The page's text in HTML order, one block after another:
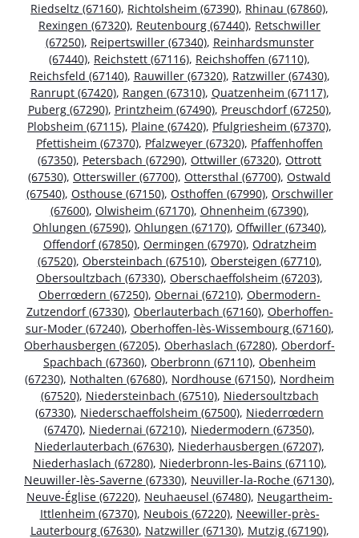
Riedseltz (67160), Richtolsheim (67390), Rhinau (67860),
Rexingen (67320), Reutenbourg (67440), Retschwiller
(67250), Reipertswiller (67340), Reinhardsmunster
(67440), Reichstett (67116), Reichshoffen (67110),
Reichsfeld (67140), Rauwiller (67320), Ratzwiller (67430),
Ranrupt (67420), Rangen (67310), Quatzenheim (67117),
Puberg (67290), Printzheim (67490), Preuschdorf (67250),
Plobsheim (67115), Plaine (67420), Pfulgriesheim (67370),
Pfettisheim (67370), Pfalzweyer (67320), Pfaffenhoffen
(67350), Petersbach (67290), Ottwiller (67320), Ottrott
(67530), Otterswiller (67700), Ottersthal (67700), Ostwald
(67540), Osthouse (67150), Osthoffen (67990), Orschwiller
(67600), Olwisheim (67170), Ohnenheim (67390),
Ohlungen (67590), Ohlungen (67170), Offwiller (67340),
Offendorf (67850), Oermingen (67970), Odratzheim
(67520), Obersteinbach (67510), Obersteigen (67710),
Obersoultzbach (67330), Oberschaeffolsheim (67203),
Oberrœdern (67250), Obernai (67210), Obermodern-
Zutzendorf (67330), Oberlauterbach (67160), Oberhoffen-
sur-Moder (67240), Oberhoffen-lès-Wissembourg (67160),
Oberhausbergen (67205), Oberhaslach (67280), Oberdorf-
Spachbach (67360), Oberbronn (67110), Obenheim
(67230), Nothalten (67680), Nordhouse (67150), Nordheim
(67520), Niedersteinbach (67510), Niedersoultzbach
(67330), Niederschaeffolsheim (67500), Niederrœdern
(67470), Niedernai (67210), Niedermodern (67350),
Niederlauterbach (67630), Niederhausbergen (67207),
Niederhaslach (67280), Niederbronn-les-Bains (67110),
Neuwiller-lès-Saverne (67330), Neuviller-la-Roche (67130),
Neuve-Église (67220), Neuhaeusel (67480), Neugartheim-
Ittlenheim (67370), Neubois (67220), Neewiller-près-
Lauterbourg (67630), Natzwiller (67130), Mutzig (67190),